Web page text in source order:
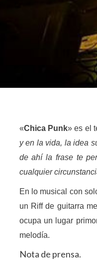
«Chica Punk» es el
y en la vida, la idea
de ahí la frase te
cualquier
En lo musical con
un Riff de guitarra
ocupa un lugar
melodía.
Nota de prensa.